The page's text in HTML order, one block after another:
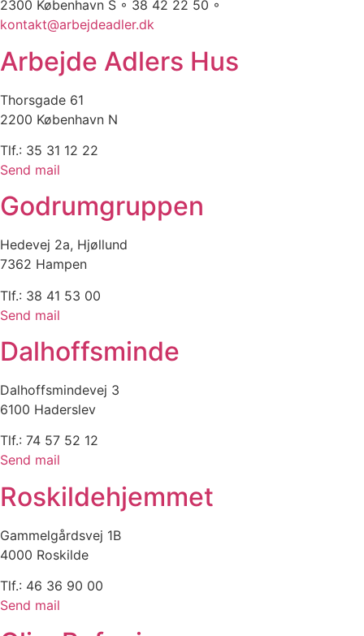
2300 København S ◦ 38 42 22 50 ◦
kontakt@arbejdeadler.dk
Arbejde Adlers Hus
Thorsgade 61
2200 København N
Tlf.: 35 31 12 22
Send mail
Godrumgruppen
Hedevej 2a, Hjøllund
7362 Hampen
Tlf.: 38 41 53 00
Send mail
Dalhoffsminde
Dalhoffsmindevej 3
6100 Haderslev
Tlf.: 74 57 52 12
Send mail
Roskildehjemmet
Gammelgårdsvej 1B
4000 Roskilde
Tlf.: 46 36 90 00
Send mail